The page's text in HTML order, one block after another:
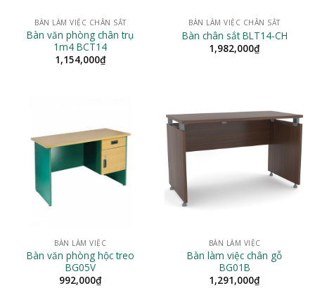
BÀN LÀM VIỆC CHÂN SẮT
Bàn văn phòng chân trụ
1m4 BCT14
1,154,000₫
BÀN LÀM VIỆC CHÂN SẮT
Bàn chân sắt BLT14-CH
1,982,000₫
BÀN LÀM VIỆC
Bàn văn phòng hộc treo
BG05V
992,000₫
BÀN LÀM VIỆC
Bàn làm việc chân gỗ
BG01B
1,291,000₫